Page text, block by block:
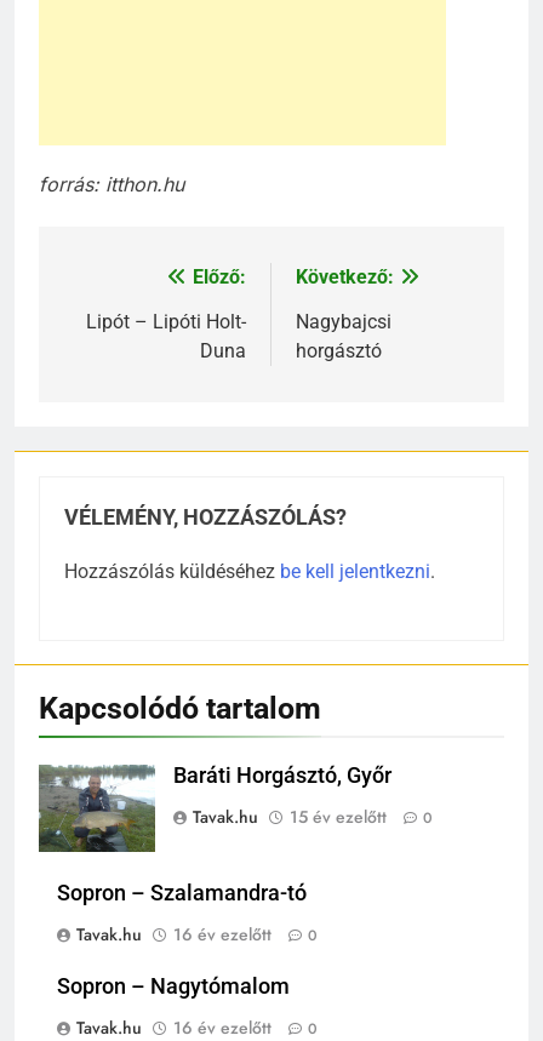
forrás: itthon.hu
Bejegyzés
navigáció
Előző:
Lipót – Lipóti Holt-
Duna
Következő:
Nagybajcsi
horgásztó
VÉLEMÉNY, HOZZÁSZÓLÁS?
Hozzászólás küldéséhez be kell jelentkezni.
Kapcsolódó tartalom
Baráti Horgásztó, Győr
Tavak.hu
15 év ezelőtt 0
Sopron – Szalamandra-tó
Tavak.hu
16 év ezelőtt 0
Sopron – Nagytómalom
Tavak.hu
16 év ezelőtt 0